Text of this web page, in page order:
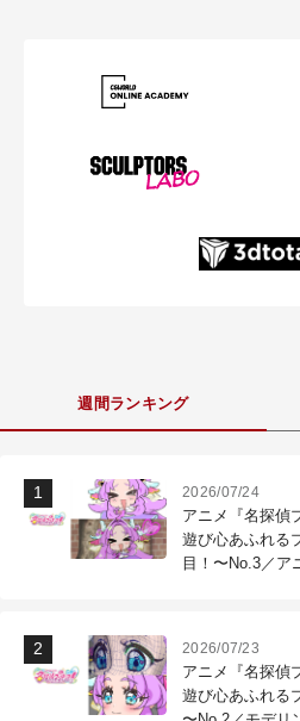
週間ランキング
2026/07/24
アニメ『名探偵
遊び心あふれる
目！〜No.3／ア
2026/07/23
アニメ『名探偵
遊び心あふれる